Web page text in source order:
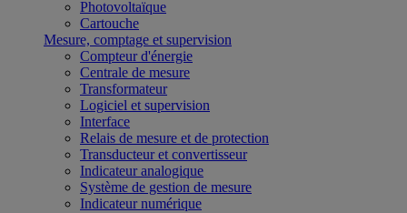
Photovoltaïque
Cartouche
Mesure, comptage et supervision
Compteur d'énergie
Centrale de mesure
Transformateur
Logiciel et supervision
Interface
Relais de mesure et de protection
Transducteur et convertisseur
Indicateur analogique
Système de gestion de mesure
Indicateur numérique